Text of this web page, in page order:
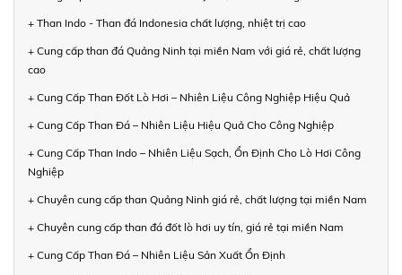
+ Than Indo - Than đá Indonesia chất lượng, nhiệt trị cao
+ Cung cấp than đá Quảng Ninh tại miền Nam với giá rẻ, chất lượng
cao
+ Cung Cấp Than Đốt Lò Hơi – Nhiên Liệu Công Nghiệp Hiệu Quả
+ Cung Cấp Than Đá – Nhiên Liệu Hiệu Quả Cho Công Nghiệp
+ Cung Cấp Than Indo – Nhiên Liệu Sạch, Ổn Định Cho Lò Hơi Công
Nghiệp
+ Chuyên cung cấp than Quảng Ninh giá rẻ, chất lượng tại miền Nam
+ Chuyên cung cấp than đá đốt lò hơi uy tín, giá rẻ tại miền Nam
+ Cung Cấp Than Đá – Nhiên Liệu Sản Xuất Ổn Định